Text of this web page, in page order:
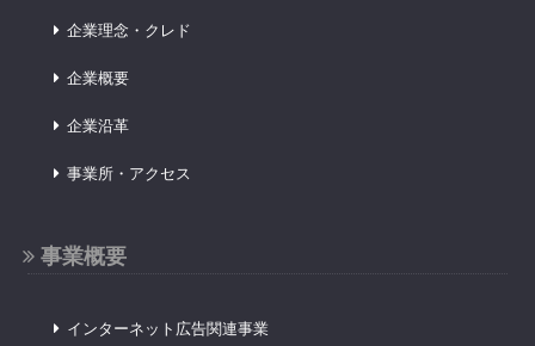
企業理念・クレド
企業概要
企業沿革
事業所・アクセス
事業概要
インターネット広告関連事業